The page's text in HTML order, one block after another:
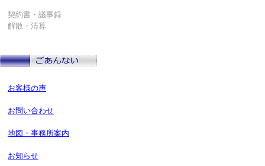
契約書・議事録
解散・清算
お客様の声
お問い合わせ
地図・事務所案内
お知らせ